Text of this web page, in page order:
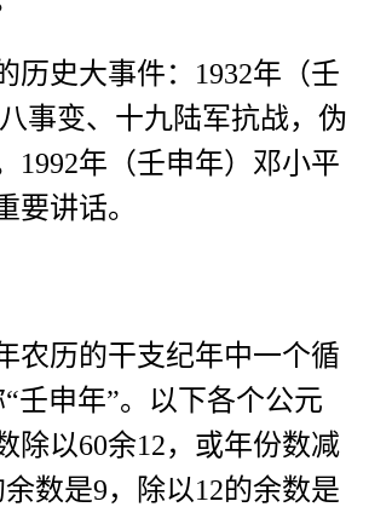
历史大事件：1932年（壬
事变、十九陆军抗战，伪
1992年（壬申年）邓小平
要讲话。
农历的干支纪年中一个循
壬申年”。以下各个公元
除以60余12，或年份数减
数是9，除以12的余数是